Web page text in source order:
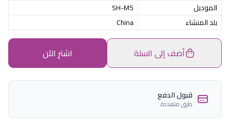
الموديل
SH-M5
بلد المنشاء
China
أضف إلى السلة اشترِ الآن
قبول الدفع
طرق متعددة